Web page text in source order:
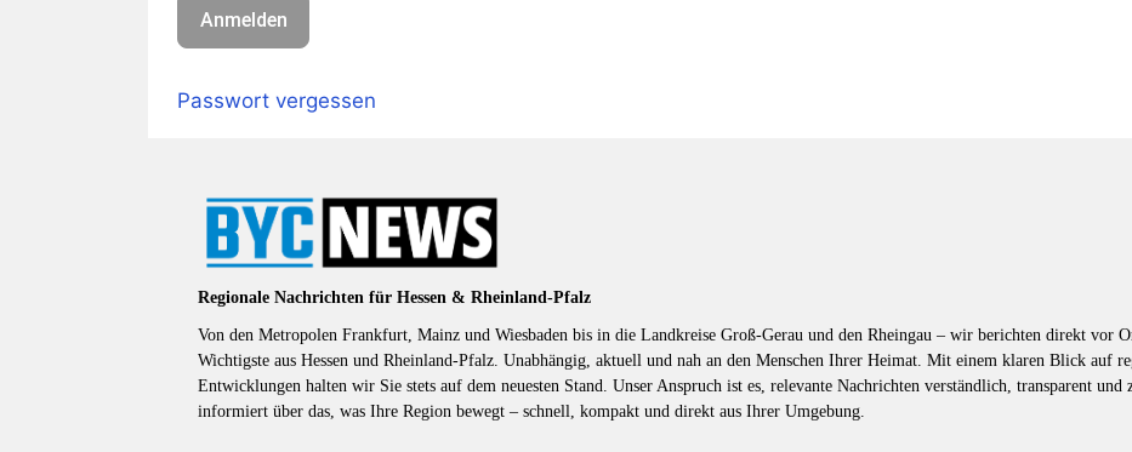
Passwort vergessen
Regionale Nachrichten für Hessen & Rheinland-Pfalz
Von den Metropolen Frankfurt, Mainz und Wiesbaden bis in die Landkreise Groß-Gerau und den Rheingau – wir berichten direkt vor
Wichtigste aus Hessen und Rheinland-Pfalz. Unabhängig, aktuell und nah an den Menschen Ihrer Heimat. Mit einem klaren Blick auf
Entwicklungen halten wir Sie stets auf dem neuesten Stand. Unser Anspruch ist es, relevante Nachrichten verständlich, transparent und
informiert über das, was Ihre Region bewegt – schnell, kompakt und direkt aus Ihrer Umgebung.